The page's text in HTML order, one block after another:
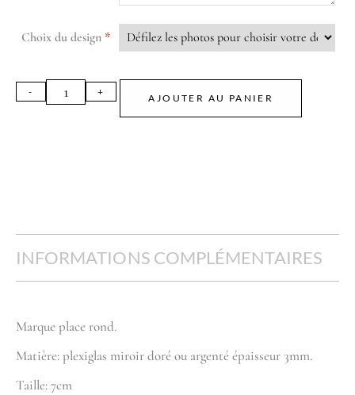
Choix du design *
AJOUTER AU PANIER
INFORMATIONS COMPLÉMENTAIRES
Marque place rond.
Matière: plexiglas miroir doré ou argenté épaisseur 3mm.
Taille: 7cm